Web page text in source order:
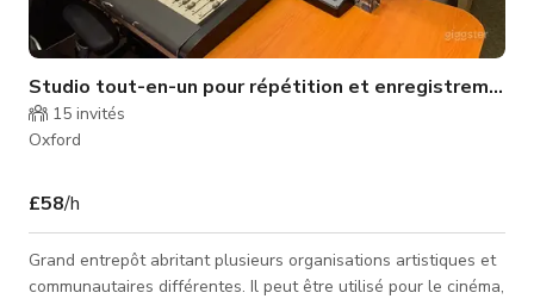
Studio tout-en-un pour répétition et enregistrement
15 invités
Oxford
£58/h
Grand entrepôt abritant plusieurs organisations artistiques et
communautaires différentes. Il peut être utilisé pour le cinéma,